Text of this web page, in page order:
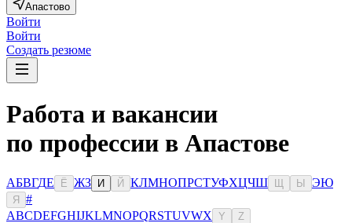
Апастово
Войти
Войти
Создать резюме
Работа и вакансии
по профессии в Апастове
АБВГДЕ Ё ЖЗ И Й КЛМНОПРСТУФХЦЧШ Ы ЭЮ
Я
#
ABCDEFGHIJKLMNOPQRSTUVWX Y Z